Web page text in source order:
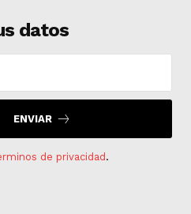
datos
ENVIAR
de privacidad .